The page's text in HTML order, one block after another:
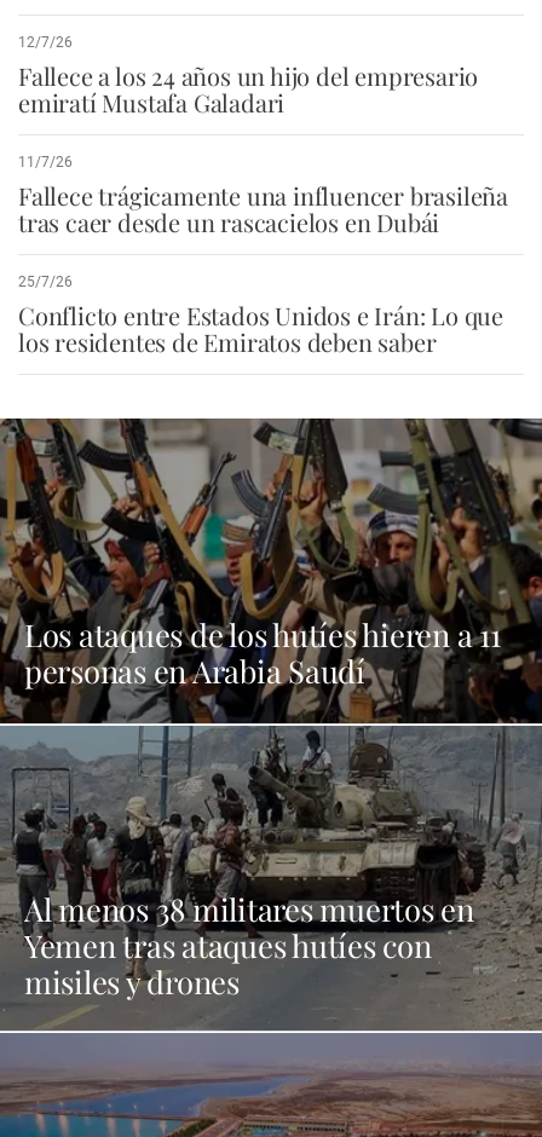
12/7/26
Fallece a los 24 años un hijo del empresario
emiratí Mustafa Galadari
11/7/26
Fallece trágicamente una influencer brasileña
tras caer desde un rascacielos en Dubái
25/7/26
Conflicto entre Estados Unidos e Irán: Lo que
los residentes de Emiratos deben saber
Los ataques de los hutíes hieren a 11
personas en Arabia Saudí
Al menos 38 militares muertos en
Yemen tras ataques hutíes con
misiles y drones